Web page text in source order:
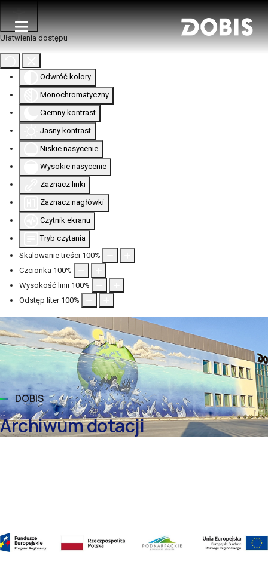
Ułatwienia dostępu
Odwróć kolory
Monochromatyczny
Ciemny kontrast
Jasny kontrast
Niskie nasycenie
Wysokie nasycenie
Zaznacz linki
Zaznacz nagłówki
Czytnik ekranu
Tryb czytania
Skalowanie treści 100%
Czcionka 100%
Wysokość linii 100%
Odstęp liter 100%
DOBIS
Archiwum dotacji